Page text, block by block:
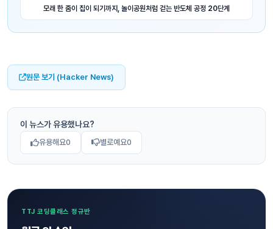
모래 한 줌이 칩이 되기까지, 놀이공원처럼 걷는 반도체 공정 20단계
원문 보기 (Hacker News)
이 뉴스가 유용했나요?
유용해요0 별로예요0
TTJ 코딩클래스 정규반